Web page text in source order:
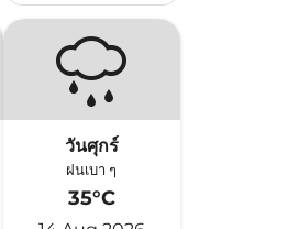
วันศุกร์
ฝนเบา ๆ
35°C